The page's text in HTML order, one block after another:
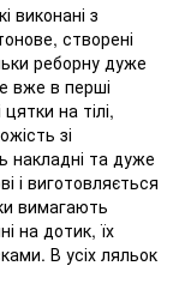
виконані з
створені
реборну дуже
вже в перші
на тілі,
зі
та дуже
і виготовляється
вимагають
на дотик, їх
В усіх ляльок